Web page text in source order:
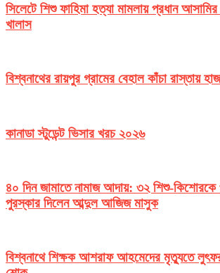
সিলেটে শিশু ফাহিমা হত্যা মামলায় প্রধান
খালাস
বিশ্বনাথের রায়পুর গ্রামের বেহাল কাঁচা রাস্তায়
কানাডা স্টুডেন্ট ভিসার খরচ ২০২৬
৪০ দিন জামাতে নামাজ আদায়: ৩২ শিশু-কিশোরকে
পুরস্কার দিলেন আব্দুল আজিজ মাসুক
বিশ্বনাথে শিক্ষক আশরাফ আহমেদের মৃত্যুতে লুৎফর